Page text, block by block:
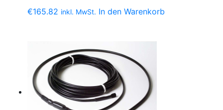
€165.82 inkl. MwSt. In den Warenkorb